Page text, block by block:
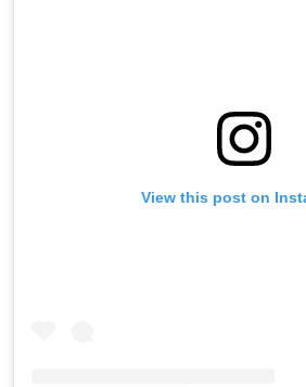
View this post on